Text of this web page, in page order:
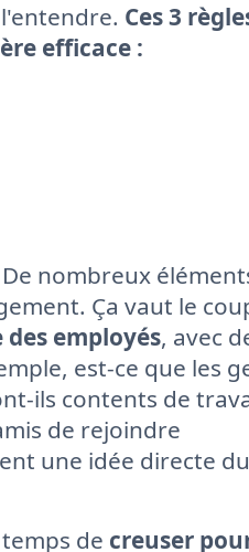
Ces 3
efficace :
nombreux
Ça vaut le
employés, avec
est-ce que les
ils contents de
de rejoindre
une idée directe
de creuser